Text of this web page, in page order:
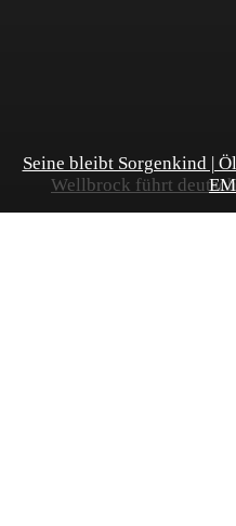
Wellbrock führt
Seine bleibt Sorgenkind |